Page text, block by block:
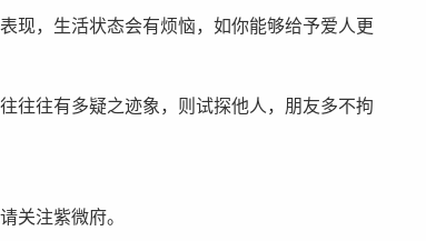
现，生活状态会有烦恼，如你能够给予爱人更
往往有多疑之迹象，则试探他人，朋友多不拘
关注紫微府。